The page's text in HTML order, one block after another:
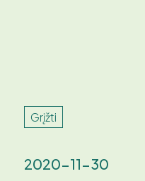
Grįžti
2020-11-30